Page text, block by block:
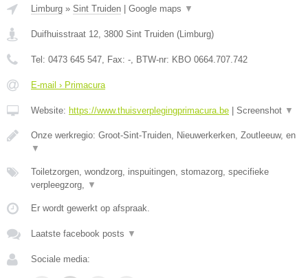
Limburg » Sint Truiden | Google maps ▼
Duifhuisstraat 12 3800 Sint Truiden (Limburg)
Tel: 0473 645 547 , Fax: - , BTW-nr: KBO 0664.707.742
E-mail › Primacura
Website: https://www.thuisverplegingprimacura.be | Screenshot ▼
Onze werkregio: Groot-Sint-Truiden, Nieuwerkerken, Zoutleeuw, en
▼
Toiletzorgen, wondzorg, inspuitingen, stomazorg, specifieke
verpleegzorg,
▼
Er wordt gewerkt op afspraak.
Laatste facebook posts ▼
Sociale media: